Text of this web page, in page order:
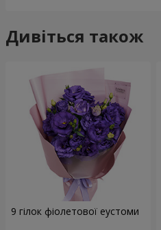
Дивіться також
9 гілок фіолетової еустоми